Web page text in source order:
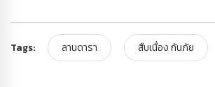
Tags: ลานดารา สืบเนื่อง กันภัย